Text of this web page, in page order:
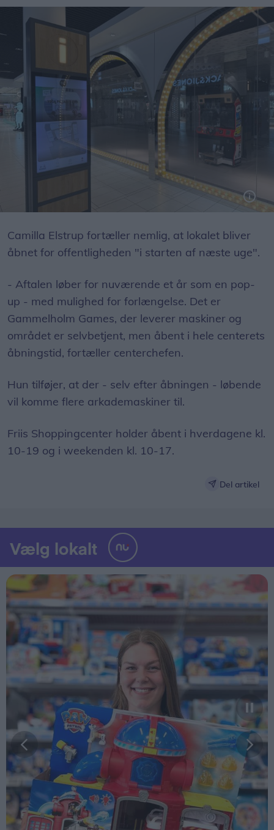
Camilla Elstrup fortæller nemlig, at lokalet bliver
åbnet for offentligheden "i starten af næste uge".
- Aftalen løber for nuværende et år som en pop-
up - med mulighed for forlængelse. Det er
Gammelholm Games, der leverer maskiner og
området er selvbetjent, men åbent i hele centerets
åbningstid, fortæller centerchefen.
Hun tilføjer, at der - selv efter åbningen - løbende
vil komme flere arkademaskiner til.
Friis Shoppingcenter holder åbent i hverdagene kl.
10-19 og i weekenden kl. 10-17.
Del artikel